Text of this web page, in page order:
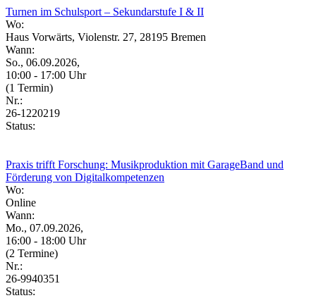
Turnen im Schulsport – Sekundarstufe I & II
Wo:
Haus Vorwärts, Violenstr. 27, 28195 Bremen
Wann:
So., 06.09.2026,
10:00 - 17:00 Uhr
(1 Termin)
Nr.:
26-1220219
Status:
Praxis trifft Forschung: Musikproduktion mit GarageBand und
Förderung von Digitalkompetenzen
Wo:
Online
Wann:
Mo., 07.09.2026,
16:00 - 18:00 Uhr
(2 Termine)
Nr.:
26-9940351
Status: